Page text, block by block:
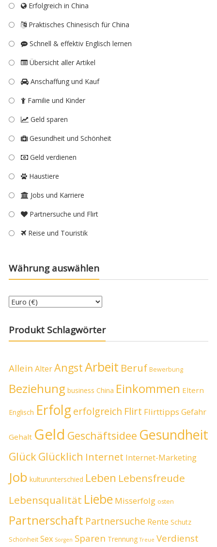
Erfolgreich in China
Praktisches Chinesisch für China
Schnell & effektiv Englisch lernen
Übersicht aller Artikel
Anschaffung und Kauf
Familie und Kinder
Geld sparen
Gesundheit und Schönheit
Geld verdienen
Haustiere
Jobs und Karriere
Partnersuche und Flirt
Reise und Touristik
Währung auswählen
Produkt Schlagwörter
Allein AlterAngstArbeit Beruf Bewerbung
Beziehung business China Einkommen Eltern
Englisch Erfolgerfolgreich Flirt Flirttipps Gefahr
Gehalt Geld Geschäftsidee Gesundheit
GlückGlücklich Internet Internet-Marketing
Job kulturunterschied Leben Lebensfreude
Lebensqualität Liebe Misserfolg osten
Partnerschaft Partnersuche Rente Schutz
Schönheit Sex Sorgen Sparen Trennung Treue Verdienst